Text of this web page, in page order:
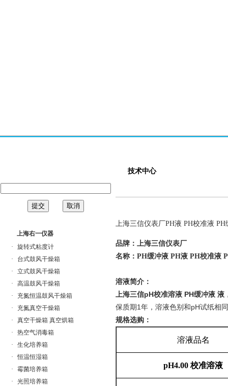
上海右一仪器
·
旋转式粘度计
·
台式鼓风干燥箱
·
立式鼓风干燥箱
·
高温鼓风干燥箱
·
充氮恒温鼓风干燥箱
·
充氮真空干燥箱
·
真空干燥箱 真空烘箱
·
热空气消毒箱
·
生化培养箱
·
恒温恒湿箱
·
霉菌培养箱
·
光照培养箱
技术中心
上海三信仪表厂PH液 PH校准液 PH
品牌： 上海三信仪表厂
名称：PH缓冲液 PH液 PH校准液
溶液简介：
上海三信pH校准溶液 PH缓冲液 液
保质期1年，溶液色别和pH试纸相同
规格选购：
溶液品名
pH4.00 校准溶液